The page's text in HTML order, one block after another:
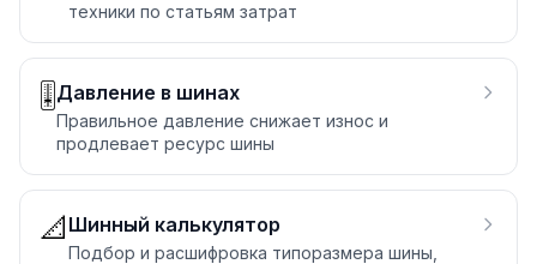
техники по статьям затрат
🎚️ Давление в шинах
Правильное давление снижает износ и
продлевает ресурс шины
📐 Шинный калькулятор
Подбор и расшифровка типоразмера шины,